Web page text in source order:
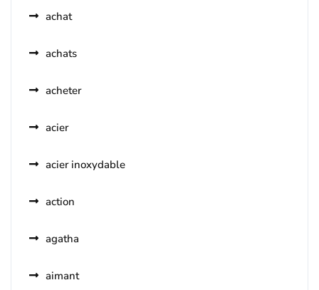
achat
achats
acheter
acier
acier inoxydable
action
agatha
aimant